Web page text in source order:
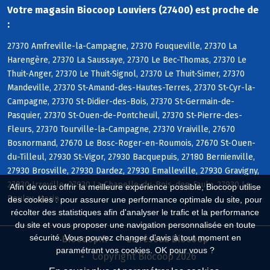
Afin de vous offrir la meilleure expérience possible, Biocoop utilise
des cookies : pour assurer une performance optimale du site, pour
récolter des statistiques afin d'analyser le trafic et la performance
du site et vous proposer une navigation personnalisée en toute
sécurité. Vous pouvez changer d'avis à tout moment en
paramétrant vos cookies. OK pour vous ?
Votre magasin Biocoop Louviers (27400) est proche de
:
27370 Amfreville-la-Campagne, 27370 Fouqueville, 27370 La
Harengère, 27370 La Saussaye, 27370 Le Bec-Thomas, 27370 Le
Thuit-Anger, 27370 Le Thuit-Signol, 27370 Le Thuit-Simer, 27370
Mandeville, 27370 St-Amand-des-Hautes-Terres, 27370 St-Cyr-la-
Campagne, 27370 St-Didier-des-Bois, 27370 St-Germain-de-
Pasquier, 27370 St-Ouen-de-Pontcheuil, 27370 St-Pierre-des-
Fleurs, 27370 Tourville-la-Campagne, 27370 Vraiville, 27670
Bosnormand, 27670 Le Bosc-Roger-en-Roumois, 27670 St-Ouen-
du-Tilleul, 27930 St-Vigor, 27930 Bacquepuis, 27180 Bernienville,
27930 Brosville, 27930 Dardez, 27930 Emalleville, 27930 Gravigny,
27930 Irreville, 27930 La Chapelle-du-Bois-des-Faulx, 27930 Le
Boulay-Morin
Biocoop.fr
Le réseau Biocoop
Copyright Biocoop 2026